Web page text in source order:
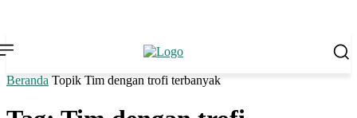
Beranda Topik Tim dengan trofi terbanyak